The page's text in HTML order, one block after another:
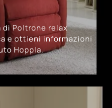
di Poltrone relax
e ottieni informazioni
Hoppla.